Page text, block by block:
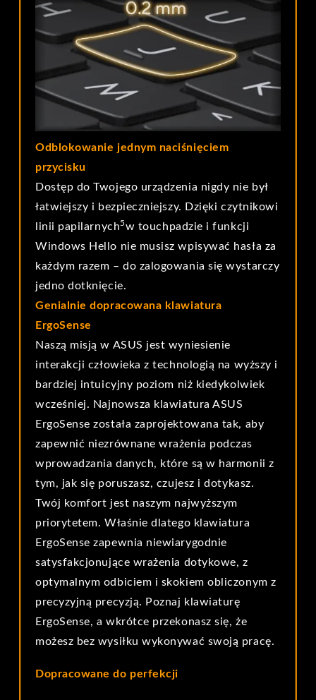
Odblokowanie jednym naciśnięciem
przycisku
Dostęp do Twojego urządzenia nigdy nie był
łatwiejszy i bezpieczniejszy. Dzięki czytnikowi
linii papilarnych5w touchpadzie i funkcji
Windows Hello nie musisz wpisywać hasła za
każdym razem – do zalogowania się wystarczy
jedno dotknięcie.
Genialnie dopracowana klawiatura
ErgoSense
Naszą misją w ASUS jest wyniesienie
interakcji człowieka z technologią na wyższy i
bardziej intuicyjny poziom niż kiedykolwiek
wcześniej. Najnowsza klawiatura ASUS
ErgoSense została zaprojektowana tak, aby
zapewnić niezrównane wrażenia podczas
wprowadzania danych, które są w harmonii z
tym, jak się poruszasz, czujesz i dotykasz.
Twój komfort jest naszym najwyższym
priorytetem. Właśnie dlatego klawiatura
ErgoSense zapewnia niewiarygodnie
satysfakcjonujące wrażenia dotykowe, z
optymalnym odbiciem i skokiem obliczonym z
precyzyjną precyzją. Poznaj klawiaturę
ErgoSense, a wkrótce przekonasz się, że
możesz bez wysiłku wykonywać swoją pracę.
Dopracowane do perfekcji